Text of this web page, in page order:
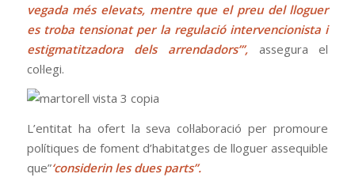
vegada més elevats, mentre que el preu del lloguer
es troba tensionat per la regulació intervencionista i
estigmatitzadora dels arrendadors”’, assegura el
col·legi.
L’entitat ha ofert la seva col·laboració per promoure
polítiques de foment d’habitatges de lloguer assequible
que”‘considerin les dues parts”.